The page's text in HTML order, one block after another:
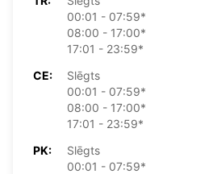
00:01 - 07:59*
08:00 - 17:00*
17:01 - 23:59*
CE:
Slēgts
00:01 - 07:59*
08:00 - 17:00*
17:01 - 23:59*
PK:
Slēgts
00:01 - 07:59*